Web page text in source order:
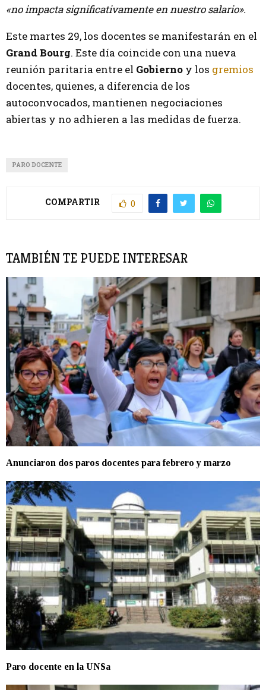
«no impacta significativamente en nuestro salario».
Este martes 29, los docentes se manifestarán en el
Grand Bourg. Este día coincide con una nueva
reunión paritaria entre el Gobierno y los gremios
docentes, quienes, a diferencia de los
autoconvocados, mantienen negociaciones
abiertas y no adhieren a las medidas de fuerza.
PARO DOCENTE
COMPARTIR 0
TAMBIÉN TE PUEDE INTERESAR
Anunciaron dos paros docentes para febrero y marzo
Paro docente en la UNSa